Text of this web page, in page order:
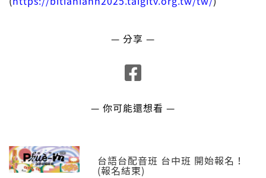
— 分享 —
— 你可能還想看 —
台語台配音班 台中班 開始報名！
(報名結束)